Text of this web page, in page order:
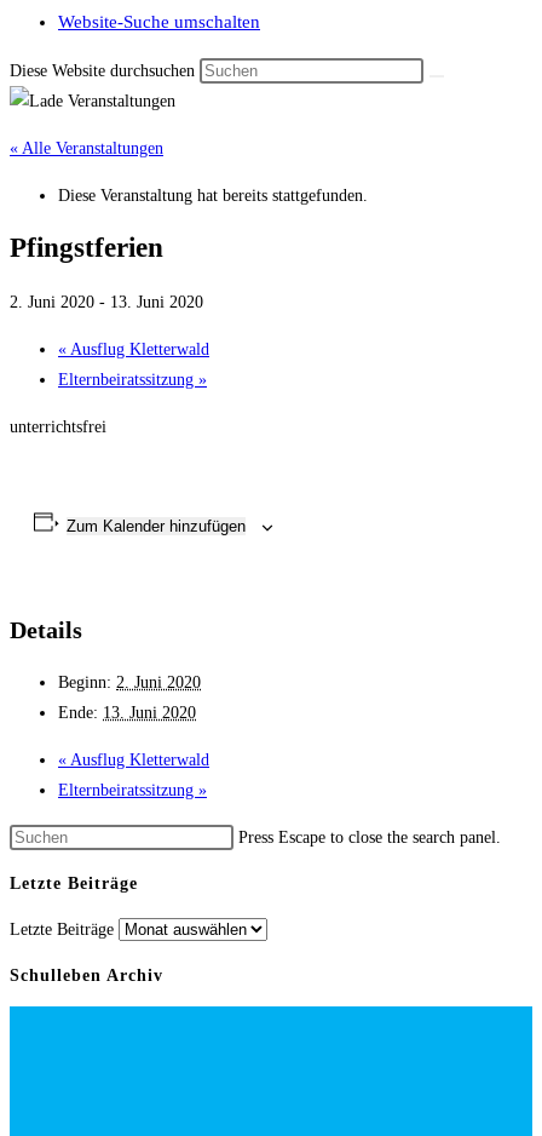
Website-Suche umschalten
Diese Website durchsuchen
« Alle Veranstaltungen
Diese Veranstaltung hat bereits stattgefunden.
Pfingst­ferien
2. Juni 2020 - 13. Juni 2020
« Ausflug Kletter­wald
Elternbei­rats­sitzung »
unterrichtsfrei
Zum Kalender hinzufügen
Details
Beginn: 2. Juni 2020
Ende: 13. Juni 2020
« Ausflug Kletter­wald
Elternbei­rats­sitzung »
Press Escape to close the search panel.
Letzte Beiträge
Letzte Beiträge
Schulleben Archiv